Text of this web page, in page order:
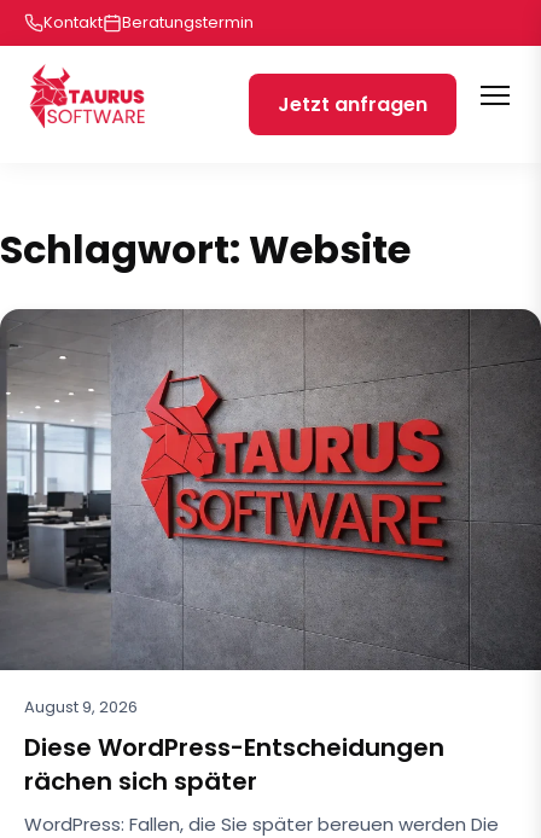
Kontakt Beratungstermin
Jetzt anfragen
Schlagwort: Website
August 9, 2026
Diese WordPress-Entscheidungen
rächen sich später
WordPress: Fallen, die Sie später bereuen werden Die